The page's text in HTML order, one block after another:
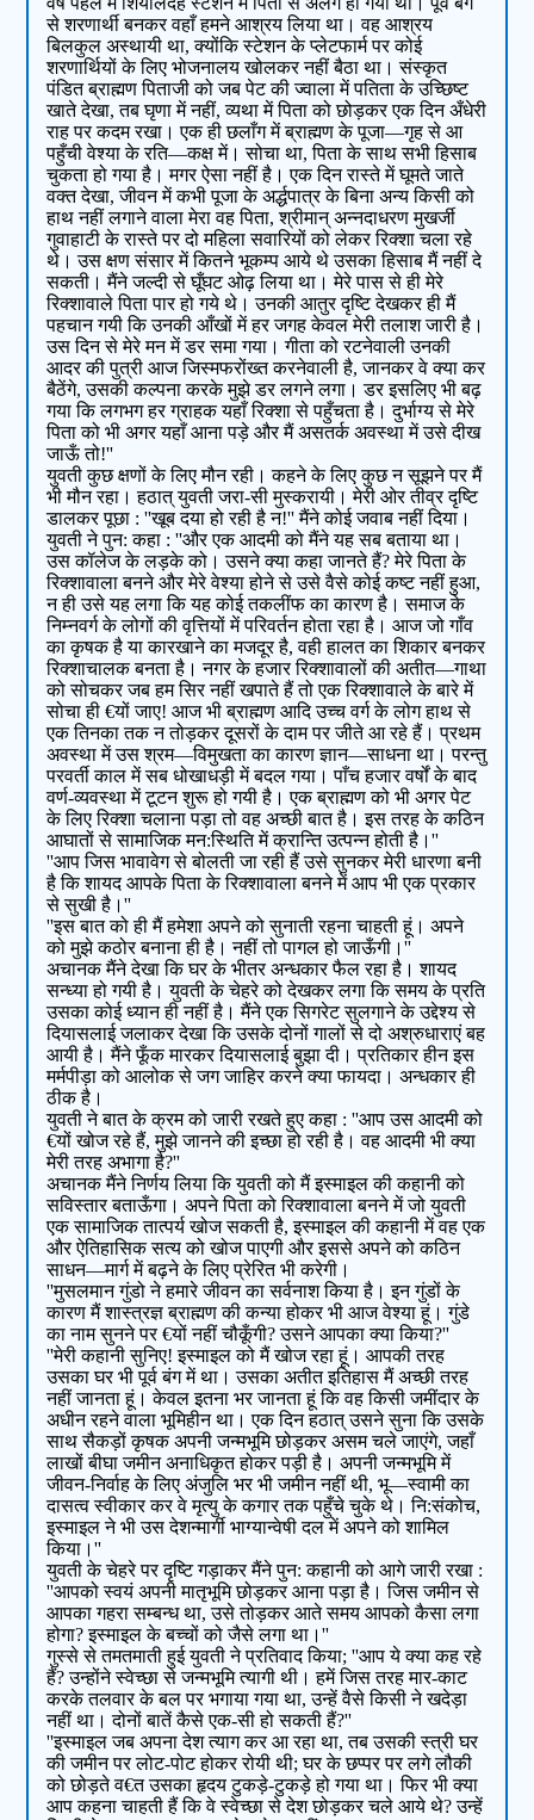
से शरणार्थी बनकर वहाँ हमने आश्रय लिया था। वह आश्रय
बिलकुल अस्थायी था, क्योंकि स्टेशन के प्लेटफार्म पर कोई
शरणार्थियों के लिए भोजनालय खोलकर नहीं बैठा था। संस्कृत
पंडित ब्राह्मण पिताजी को जब पेट की ज्वाला में पतिता के उच्छिष्ट
खाते देखा, तब घृणा में नहीं, व्यथा में पिता को छोड़कर एक दिन अँधेरी
राह पर कदम रखा। एक ही छलाँग में ब्राह्मण के पूजा—गृह से आ
पहुँची वेश्या के रति—कक्ष में। सोचा था, पिता के साथ सभी हिसाब
चुकता हो गया है। मगर ऐसा नहीं है। एक दिन रास्ते में घूमते जाते
वक्त देखा, जीवन में कभी पूजा के अर्द्धपात्र के बिना अन्य किसी को
हाथ नहीं लगाने वाला मेरा वह पिता, श्रीमान् अन्नदाधरण मुखर्जी
गुवाहाटी के रास्ते पर दो महिला सवारियों को लेकर रिक्शा चला रहे
थे। उस क्षण संसार में कितने भूकम्प आये थे उसका हिसाब मैं नहीं दे
सकती। मैंने जल्दी से घूँघट ओढ़ लिया था। मेरे पास से ही मेरे
रिक्शावाले पिता पार हो गये थे। उनकी आतुर दृष्टि देखकर ही मैं
पहचान गयी कि उनकी आँखों में हर जगह केवल मेरी तलाश जारी है।
उस दिन से मेरे मन में डर समा गया। गीता को रटनेवाली उनकी
आदर की पुत्री आज जिस्मफरोंख्त करनेवाली है, जानकर वे क्या कर
बैठेंगे, उसकी कल्पना करके मुझे डर लगने लगा। डर इसलिए भी बढ़
गया कि लगभग हर ग्राहक यहाँ रिक्शा से पहुँचता है। दुर्भाग्य से मेरे
पिता को भी अगर यहाँ आना पड़े और मैं असतर्क अवस्था में उसे दीख
जाऊँ तो!''
युवती कुछ क्षणों के लिए मौन रही। कहने के लिए कुछ न सूझने पर मैं
भी मौन रहा। हठात् युवती जरा-सी मुस्करायी। मेरी ओर तीव्र दृष्टि
डालकर पूछा : ''खूब दया हो रही है न!'' मैंने कोई जवाब नहीं दिया।
युवती ने पुन: कहा : ''और एक आदमी को मैंने यह सब बताया था।
उस कॉलेज के लड़के को। उसने क्या कहा जानते हैं? मेरे पिता के
रिक्शावाला बनने और मेरे वेश्या होने से उसे वैसे कोई कष्ट नहीं हुआ,
न ही उसे यह लगा कि यह कोई तकलींफ का कारण है। समाज के
निम्नवर्ग के लोगों की वृत्तियों में परिवर्तन होता रहा है। आज जो गाँव
का कृषक है या कारखाने का मजदूर है, वही हालत का शिकार बनकर
रिक्शाचालक बनता है। नगर के हजार रिक्शावालों की अतीत—गाथा
को सोचकर जब हम सिर नहीं खपाते हैं तो एक रिक्शावाले के बारे में
सोचा ही €यों जाए! आज भी ब्राह्मण आदि उच्च वर्ग के लोग हाथ से
एक तिनका तक न तोड़कर दूसरों के दाम पर जीते आ रहे हैं। प्रथम
अवस्था में उस श्रम—विमुखता का कारण ज्ञान—साधना था। परन्तु
परवर्ती काल में सब धोखाधड़ी में बदल गया। पाँच हजार वर्षों के बाद
वर्ण-व्यवस्था में टूटन शुरू हो गयी है। एक ब्राह्मण को भी अगर पेट
के लिए रिक्शा चलाना पड़ा तो वह अच्छी बात है। इस तरह के कठिन
आघातों से सामाजिक मन:स्थिति में क्रान्ति उत्पन्न होती है।''
''आप जिस भावावेग से बोलती जा रही हैं उसे सुनकर मेरी धारणा बनी
है कि शायद आपके पिता के रिक्शावाला बनने में आप भी एक प्रकार
से सुखी है।''
''इस बात को ही मैं हमेशा अपने को सुनाती रहना चाहती हूं। अपने
को मुझे कठोर बनाना ही है। नहीं तो पागल हो जाऊँगी।''
अचानक मैंने देखा कि घर के भीतर अन्धकार फैल रहा है। शायद
सन्ध्या हो गयी है। युवती के चेहरे को देखकर लगा कि समय के प्रति
उसका कोई ध्यान ही नहीं है। मैंने एक सिगरेट सुलगाने के उद्देश्य से
दियासलाई जलाकर देखा कि उसके दोनों गालों से दो अश्रुधाराएं बह
आयी है। मैंने फूँक मारकर दियासलाई बुझा दी। प्रतिकार हीन इस
मर्मपीड़ा को आलोक से जग जाहिर करने क्या फायदा। अन्धकार ही
ठीक है।
युवती ने बात के क्रम को जारी रखते हुए कहा : ''आप उस आदमी को
€यों खोज रहे हैं, मुझे जानने की इच्छा हो रही है। वह आदमी भी क्या
मेरी तरह अभागा है?''
अचानक मैंने निर्णय लिया कि युवती को मैं इस्माइल की कहानी को
सविस्तार बताऊँगा। अपने पिता को रिक्शावाला बनने में जो युवती
एक सामाजिक तात्पर्य खोज सकती है, इस्माइल की कहानी में वह एक
और ऐतिहासिक सत्य को खोज पाएगी और इससे अपने को कठिन
साधन—मार्ग में बढ़ने के लिए प्रेरित भी करेगी।
''मुसलमान गुंडो ने हमारे जीवन का सर्वनाश किया है। इन गुंडों के
कारण मैं शास्त्रज्ञ ब्राह्मण की कन्या होकर भी आज वेश्या हूं। गुंडे
का नाम सुनने पर €यों नहीं चौकूँगी? उसने आपका क्या किया?''
''मेरी कहानी सुनिए! इस्माइल को मैं खोज रहा हूं। आपकी तरह
उसका घर भी पूर्व बंग में था। उसका अतीत इतिहास मैं अच्छी तरह
नहीं जानता हूं। केवल इतना भर जानता हूं कि वह किसी जमींदार के
अधीन रहने वाला भूमिहीन था। एक दिन हठात् उसने सुना कि उसके
साथ सैकड़ों कृषक अपनी जन्मभूमि छोड़कर असम चले जाएंगे, जहाँ
लाखों बीघा जमीन अनाधिकृत होकर पड़ी है। अपनी जन्मभूमि में
जीवन-निर्वाह के लिए अंजुलि भर भी जमीन नहीं थी, भू—स्वामी का
दासत्व स्वीकार कर वे मृत्यु के कगार तक पहुँचे चुके थे। नि:संकोच,
इस्माइल ने भी उस देशन्मार्गी भाग्यान्वेषी दल में अपने को शामिल
किया।''
युवती के चेहरे पर दृष्टि गड़ाकर मैंने पुन: कहानी को आगे जारी रखा :
''आपको स्वयं अपनी मातृभूमि छोड़कर आना पड़ा है। जिस जमीन से
आपका गहरा सम्बन्ध था, उसे तोड़कर आते समय आपको कैसा लगा
होगा? इस्माइल के बच्चों को जैसे लगा था।''
गुस्से से तमतमाती हुई युवती ने प्रतिवाद किया; ''आप ये क्या कह रहे
हैं? उन्होंने स्वेच्छा से जन्मभूमि त्यागी थी। हमें जिस तरह मार-काट
करके तलवार के बल पर भगाया गया था, उन्हें वैसे किसी ने खदेड़ा
नहीं था। दोनों बातें कैसे एक-सी हो सकती हैं?''
''इस्माइल जब अपना देश त्याग कर आ रहा था, तब उसकी स्त्री घर
की जमीन पर लोट-पोट होकर रोयी थी; घर के छप्पर पर लगे लौकी
को छोड़ते व€त उसका हृदय टुकड़े-टुकड़े हो गया था। फिर भी क्या
आप कहना चाहती हैं कि वे स्वेच्छा से देश छोड़कर चले आये थे? उन्हें